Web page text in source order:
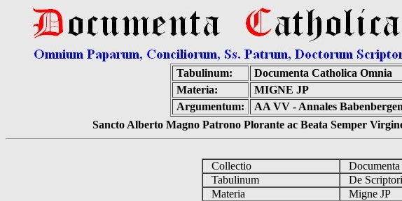
Tabulinum:
Documenta Catholica Omnia
Materia:
MIGNE JP
Argumentum:
AA VV - Annales
Sancto Alberto Magno Patrono Plorante ac Beata Semper
Collectio
Documenta
Tabulinum
De
Materia
Migne JP